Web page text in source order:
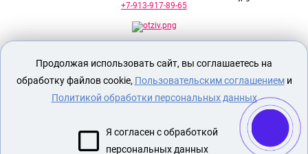
+7-913-917-89-65
Секс шоп Доктор Любви
исключительно для лиц старше 18 лет!
Евразийского соответствия.
ОПЛАТА И ДОСТАВКА
Продолжая использовать сайт, вы соглашаетесь на
обработку файлов cookie, Пользовательским соглашениеми
Политикой обработки персональных данных
Я согласен с обработкой
персональных данных